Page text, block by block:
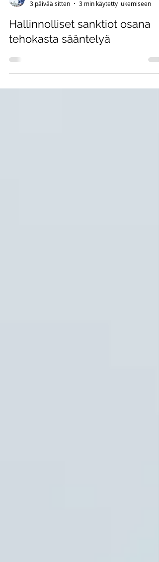
3 päivää sitten
3 min käytetty lukemiseen
Hallinnolliset sanktiot osana
tehokasta sääntelyä